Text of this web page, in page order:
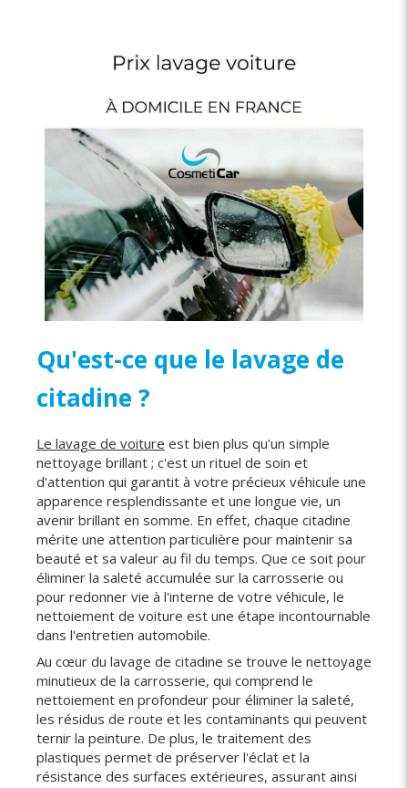
Qu'est-ce que le lavage de
citadine ?
Le lavage de voiture est bien plus qu'un simple
nettoyage brillant ; c'est un rituel de soin et
d'attention qui garantit à votre précieux véhicule une
apparence resplendissante et une longue vie, un
avenir brillant en somme. En effet, chaque citadine
mérite une attention particulière pour maintenir sa
beauté et sa valeur au fil du temps. Que ce soit pour
éliminer la saleté accumulée sur la carrosserie ou
pour redonner vie à l'interne de votre véhicule, le
nettoiement de voiture est une étape incontournable
dans l'entretien automobile.
Au cœur du lavage de citadine se trouve le nettoyage
minutieux de la carrosserie, qui comprend le
nettoiement en profondeur pour éliminer la saleté,
les résidus de route et les contaminants qui peuvent
ternir la peinture. De plus, le traitement des
plastiques permet de préserver l'éclat et la
résistance des surfaces extérieures, assurant ainsi